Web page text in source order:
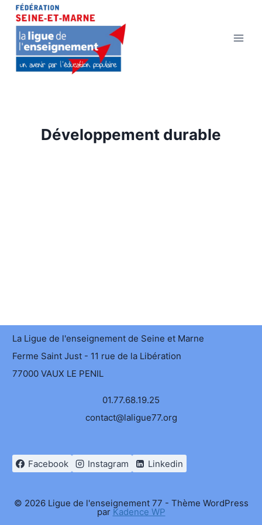
Aller
contenu
Développement durable
La Ligue de l'enseignement de Seine et Marne
Ferme Saint Just - 11 rue de la Libération
77000 VAUX LE PENIL
01.77.68.19.25
contact@laligue77.org
Facebook Instagram Linkedin
© 2026 Ligue de l'enseignement 77 - Thème WordPress
par Kadence WP